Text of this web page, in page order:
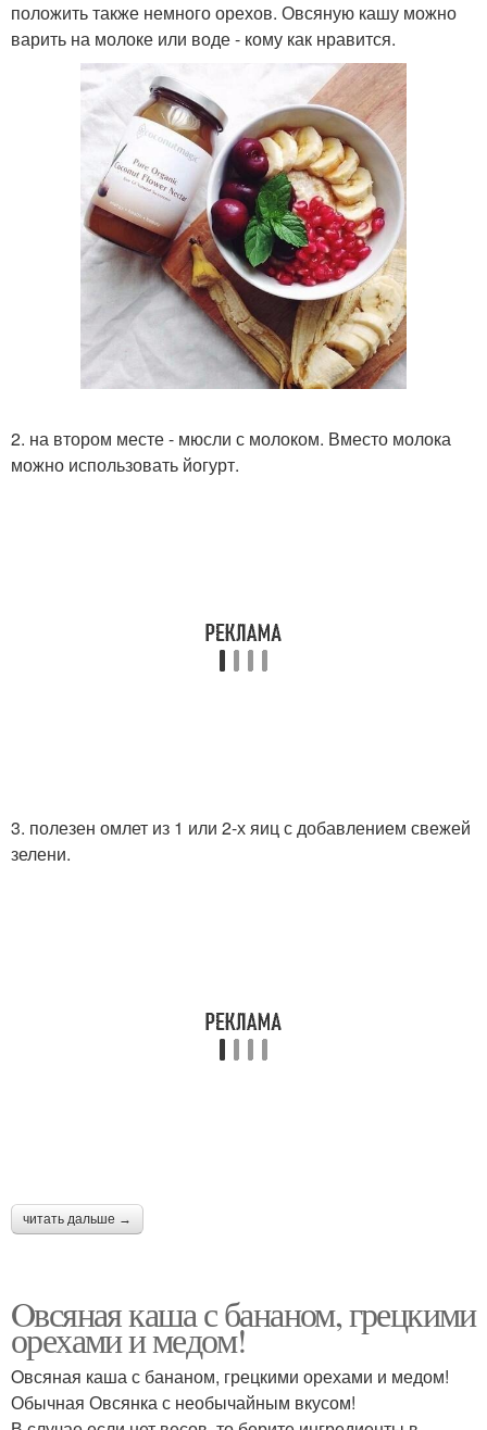
положить также немного орехов. Овсяную кашу можно
варить на молоке или воде - кому как нравится.
2. на втором месте - мюсли с молоком. Вместо молока
можно использовать йогурт.
3. полезен омлет из 1 или 2-х яиц с добавлением свежей
зелени.
читать дальше →
Oвсяная каша с бананом, грецкими
орехами и медом!
Oвсяная каша с бананом, грецкими орехами и медом!
Обычная Овсянка с необычайным вкусом!